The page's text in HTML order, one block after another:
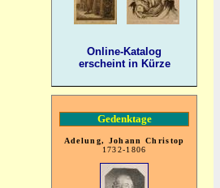
Online-Katalog
erscheint in Kürze
Gedenktage
Adelung, Johann Christop
1732-1806